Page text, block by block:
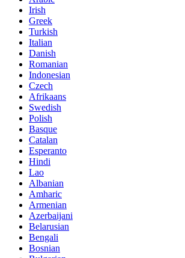
Irish
Greek
Turkish
Italian
Danish
Romanian
Indonesian
Czech
Afrikaans
Swedish
Polish
Basque
Catalan
Esperanto
Hindi
Lao
Albanian
Amharic
Armenian
Azerbaijani
Belarusian
Bengali
Bosnian